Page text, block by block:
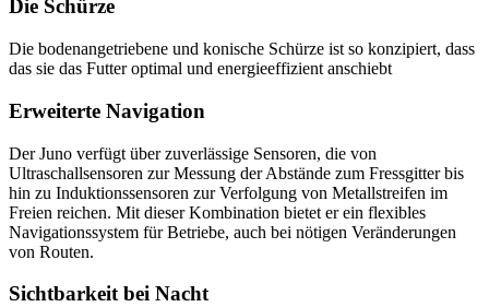
Die Schürze
Die bodenangetriebene und konische Schürze ist so konzipiert, dass
das sie das Futter optimal und energieeffizient anschiebt
Erweiterte Navigation
Der Juno verfügt über zuverlässige Sensoren, die von
Ultraschallsensoren zur Messung der Abstände zum Fressgitter bis
hin zu Induktionssensoren zur Verfolgung von Metallstreifen im
Freien reichen. Mit dieser Kombination bietet er ein flexibles
Navigationssystem für Betriebe, auch bei nötigen Veränderungen
von Routen.
Sichtbarkeit bei Nacht